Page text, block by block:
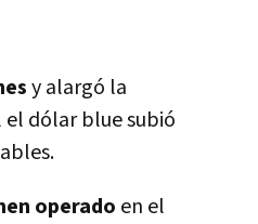
y alargó la
el dólar blue subió
operado en el